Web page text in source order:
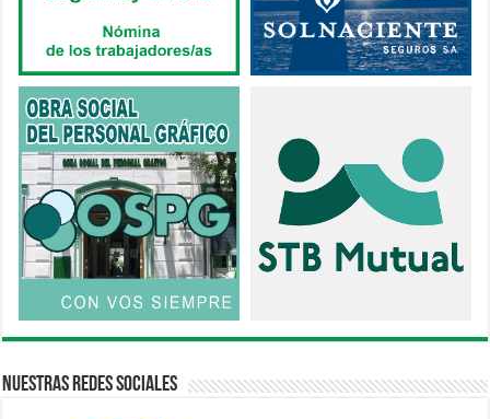
Nuestras Redes Sociales